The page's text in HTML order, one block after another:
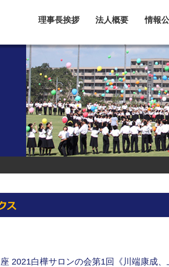
理事長挨拶 法人概要 情報
2021白樺サロンの会第1回《川端康成